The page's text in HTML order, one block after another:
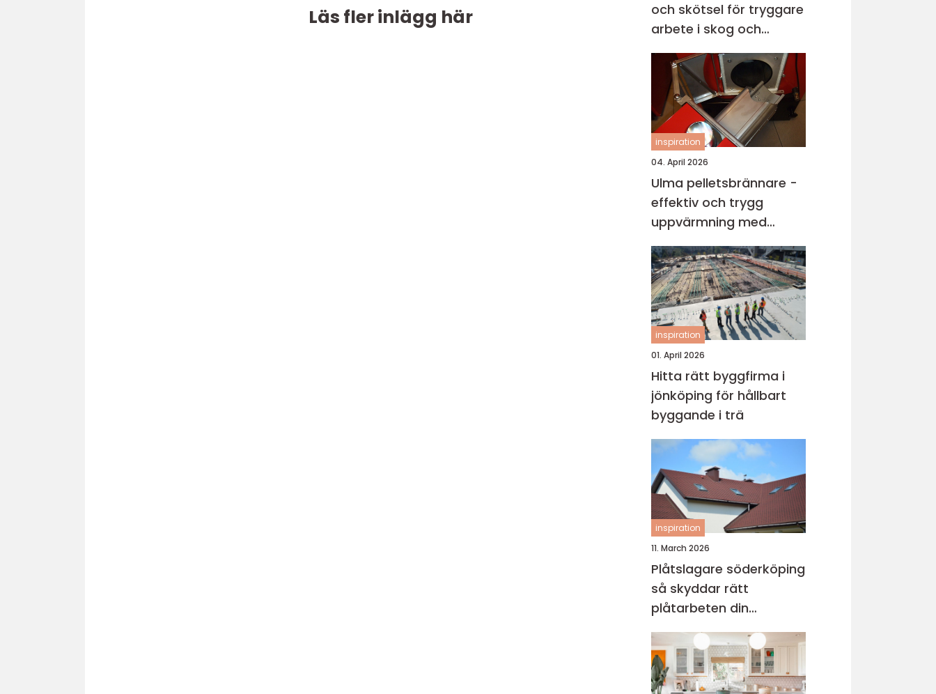
Läs fler inlägg här
och skötsel för tryggare
arbete i skog och
trädgård
inspiration
04. April 2026
Ulma pelletsbrännare -
effektiv och trygg
uppvärmning med
pellets
inspiration
01. April 2026
Hitta rätt byggfirma i
jönköping för hållbart
byggande i trä
inspiration
11. March 2026
Plåtslagare söderköping
så skyddar rätt
plåtarbeten din
fastighet